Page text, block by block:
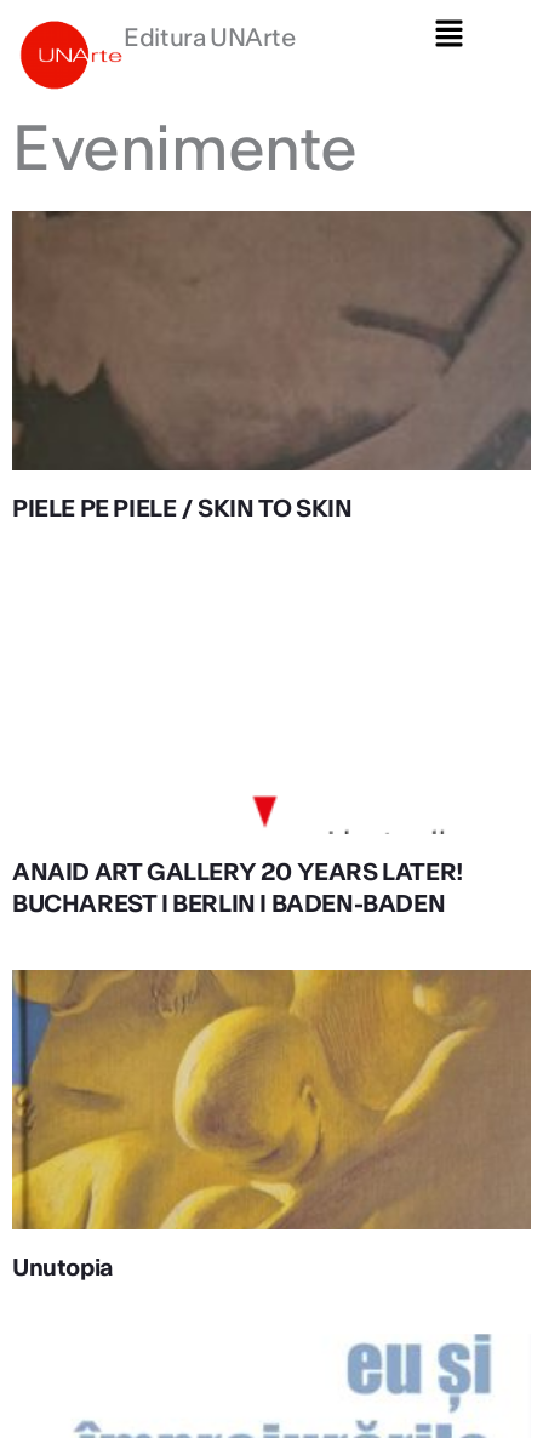
content
Editura UNArte
Main
Evenimente
PIELE PE PIELE / SKIN TO SKIN
ANAID ART GALLERY 20 YEARS LATER!
BUCHAREST I BERLIN I BADEN-BADEN
Unutopia